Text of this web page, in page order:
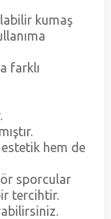
kumaş
farklı
hem de
sporcular
tercihtir.